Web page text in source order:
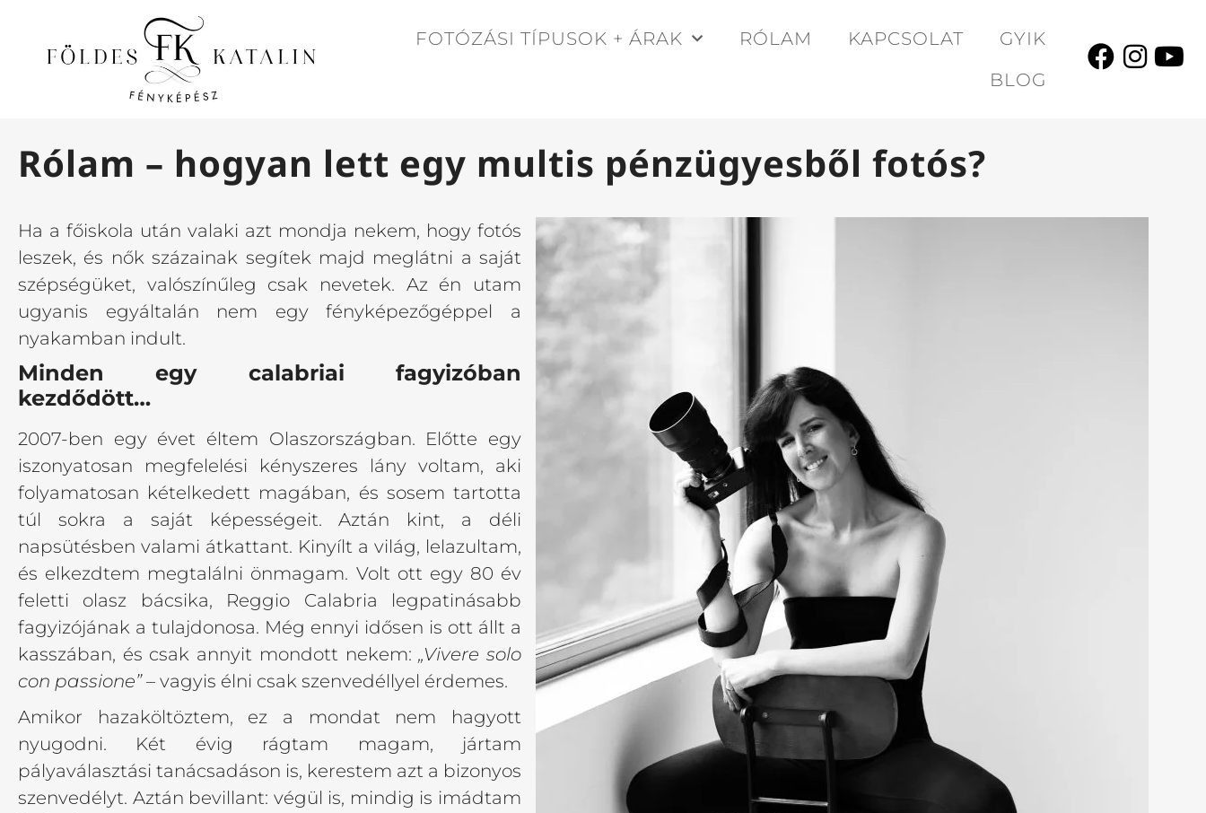
FOTÓZÁSI TÍPUSOK + ÁRAK RÓLAM KAPCSOLAT
GYIK
BLOG
Rólam – hogyan lett egy multis pénzügyesből fotós?
Ha a főiskola után valaki azt mondja nekem, hogy fotós
leszek, és nők százainak segítek majd meglátni a saját
szépségüket, valószínűleg csak nevetek. Az én utam
ugyanis egyáltalán nem egy fényképezőgéppel a
nyakamban indult.
Minden egy calabriai fagyizóban
kezdődött…
2007-ben egy évet éltem Olaszországban. Előtte egy
iszonyatosan megfelelési kényszeres lány voltam, aki
folyamatosan kételkedett magában, és sosem tartotta
túl sokra a saját képességeit. Aztán kint, a déli
napsütésben valami átkattant. Kinyílt a világ, lelazultam,
és elkezdtem megtalálni önmagam. Volt ott egy 80 év
feletti olasz bácsika, Reggio Calabria legpatinásabb
fagyizójának a tulajdonosa. Még ennyi idősen is ott állt a
kasszában, és csak annyit mondott nekem:„Vivere solo
con passione”– vagyis élni csak szenvedéllyel érdemes.
Amikor hazaköltöztem, ez a mondat nem hagyott
nyugodni. Két évig rágtam magam, jártam
pályaválasztási tanácsadáson is, kerestem azt a bizonyos
szenvedélyt. Aztán bevillant: végül is, mindig is imádtam